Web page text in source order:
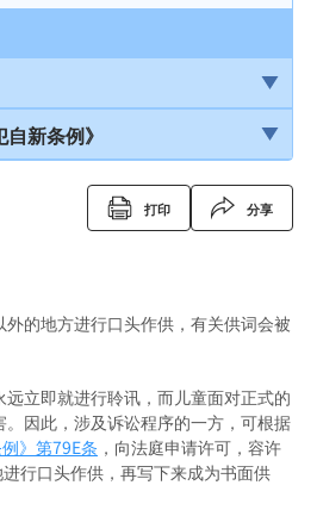
新条例》
刑
留的命令
打印 分享
的地方进行口头作供，有关供词会被
立即就进行聆讯，而儿童面对正式的
因此，涉及诉讼程序的一方，可根据
》 第79E条 ，向法庭申请许可，容许
行口头作供，再写下来成为书面供